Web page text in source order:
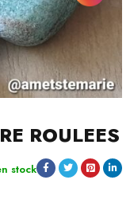
ROULEES
stock